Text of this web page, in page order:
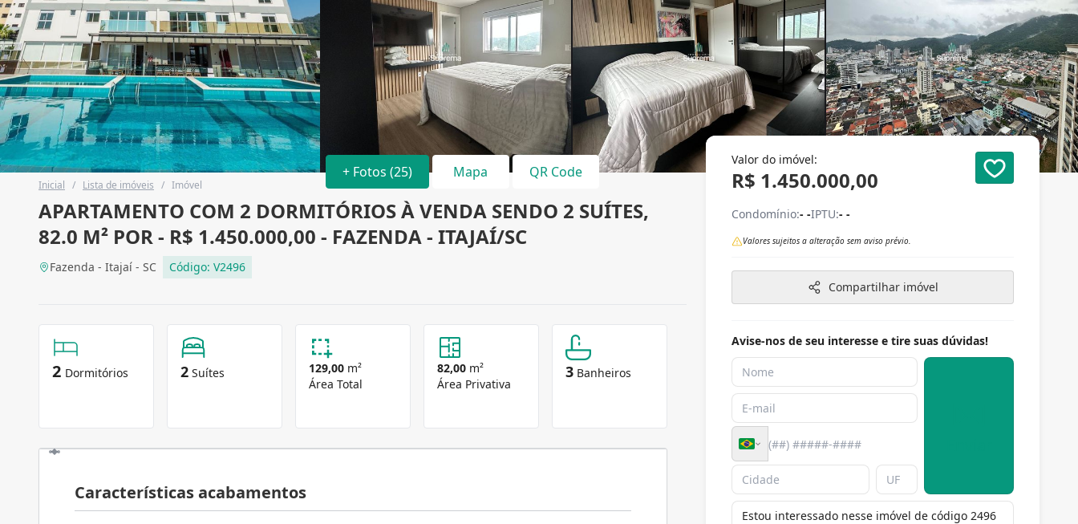
+ Fotos (25) Mapa QR Code
Inicial / Lista de imóveis / Imóvel
APARTAMENTO COM 2 DORMITÓRIOS À VENDA SENDO 2 SUÍTES,
82.0 M² POR - R$ 1.450.000,00 - FAZENDA - ITAJAÍ/SC
Fazenda - Itajaí - SC Código: V2496
2 Dormitórios 2 Suítes 129,00 m²
Área Total
82,00 m²
Área Privativa
3 Banheiros
Características acabamentos
Valor do imóvel:
R$ 1.450.000,00
Condomínio:- -IPTU:- -
Valores sujeitos a alteração sem aviso prévio.
Compartilhar imóvel
Avise-nos de seu interesse e tire suas dúvidas!